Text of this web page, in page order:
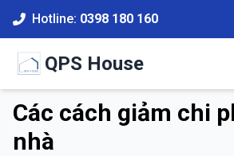
Hotline: 0398 180 160
QPS House
Các cách giảm chi
nhà